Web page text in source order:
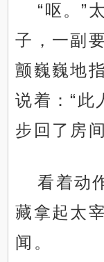
“呕。”
子，一副
颤巍巍地
说着：“
步回了房间
看着动
藏拿起太
闻。